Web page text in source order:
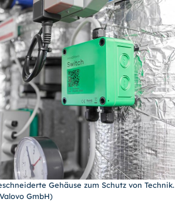
Gehäuse zum Schutz von Technik.
GmbH)